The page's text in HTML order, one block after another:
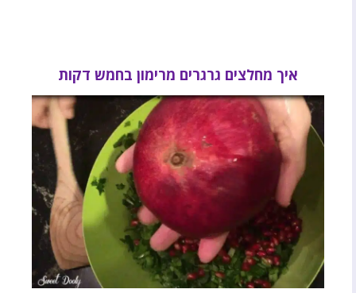
איך מחלצים גרגרים מרימון בחמש דקות